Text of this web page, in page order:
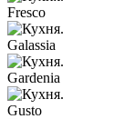
Fresco
Galassia
Gardenia
Gusto